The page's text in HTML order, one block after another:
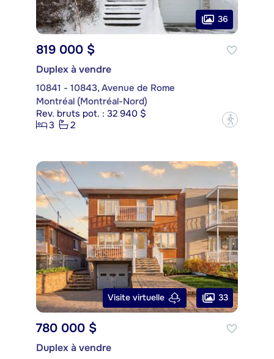
36
819 000 $
Duplex à vendre
10841 - 10843, Avenue de Rome
Montréal (Montréal-Nord)
Rev. bruts pot. : 32 940 $
3
2 ?
Visite virtuelle 33
780 000 $
Duplex à vendre